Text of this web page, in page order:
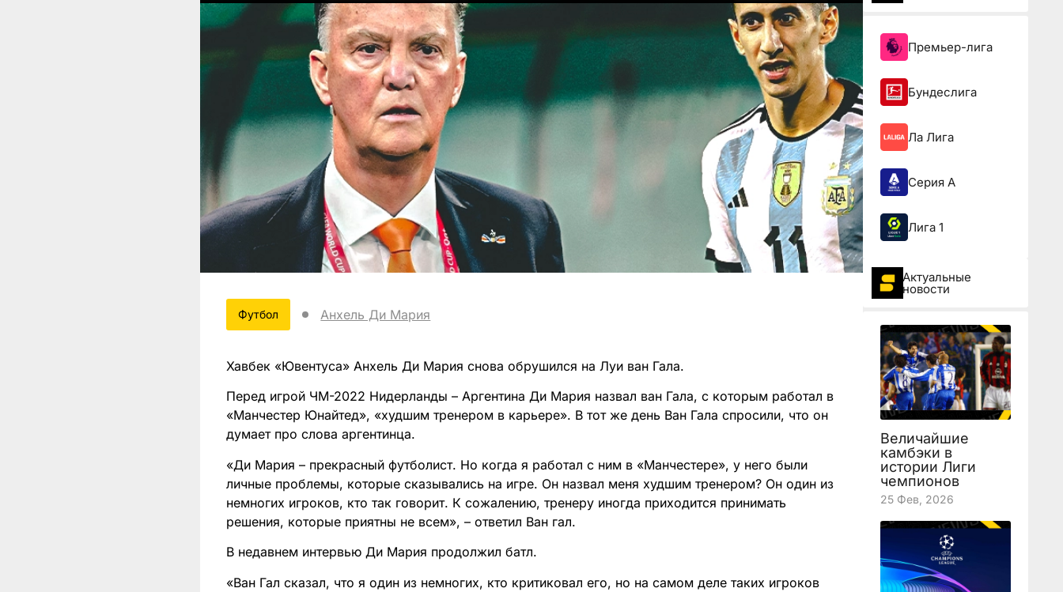
Футбол Анхель Ди Мария
Хавбек «Ювентуса» Анхель Ди Мария снова обрушился на Луи ван Гала.
Перед игрой ЧМ-2022 Нидерланды – Аргентина Ди Мария назвал ван Гала, с которым работал в
«Манчестер Юнайтед», «худшим тренером в карьере». В тот же день Ван Гала спросили, что он
думает про слова аргентинца.
«Ди Мария – прекрасный футболист. Но когда я работал с ним в «Манчестере», у него были
личные проблемы, которые сказывались на игре. Он назвал меня худшим тренером? Он один из
немногих игроков, кто так говорит. К сожалению, тренеру иногда приходится принимать
решения, которые приятны не всем», – ответил Ван гал.
В недавнем интервью Ди Мария продолжил батл.
«Ван Гал сказал, что я один из немногих, кто критиковал его, но на самом деле таких игроков
Премьер-лига
Бундеслига
Ла Лига
Серия А
Лига 1
Актуальные
новости
Величайшие
камбэки в
истории Лиги
чемпионов
25 Фев, 2026